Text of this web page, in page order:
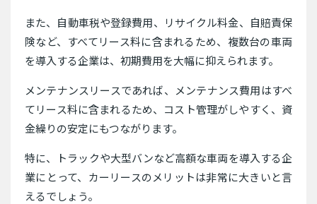
また、自動車税や登録費用、リサイクル料金、自賠責保
険など、すべてリース料に含まれるため、複数台の車両
を導入する企業は、初期費用を大幅に抑えられます。
メンテナンスリースであれば、メンテナンス費用はすべ
てリース料に含まれるため、コスト管理がしやすく、資
金繰りの安定にもつながります。
特に、トラックや大型バンなど高額な車両を導入する企
業にとって、カーリースのメリットは非常に大きいと言
えるでしょう。